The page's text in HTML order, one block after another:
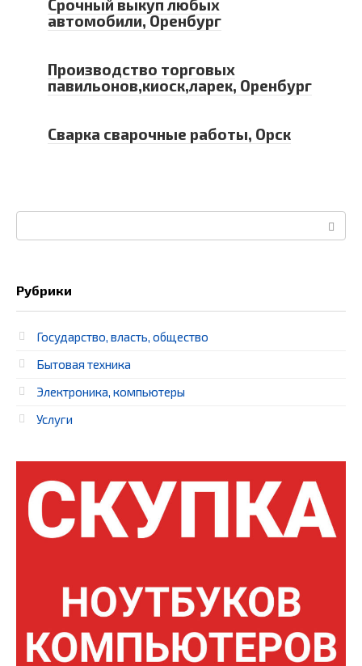
Срочный выкуп любых
автомобили, Оренбург
Производство торговых
павильонов,киоск,ларек, Оренбург
Сварка сварочные работы, Орск
Рубрики
Государство, власть, общество
Бытовая техника
Электроника, компьютеры
Услуги